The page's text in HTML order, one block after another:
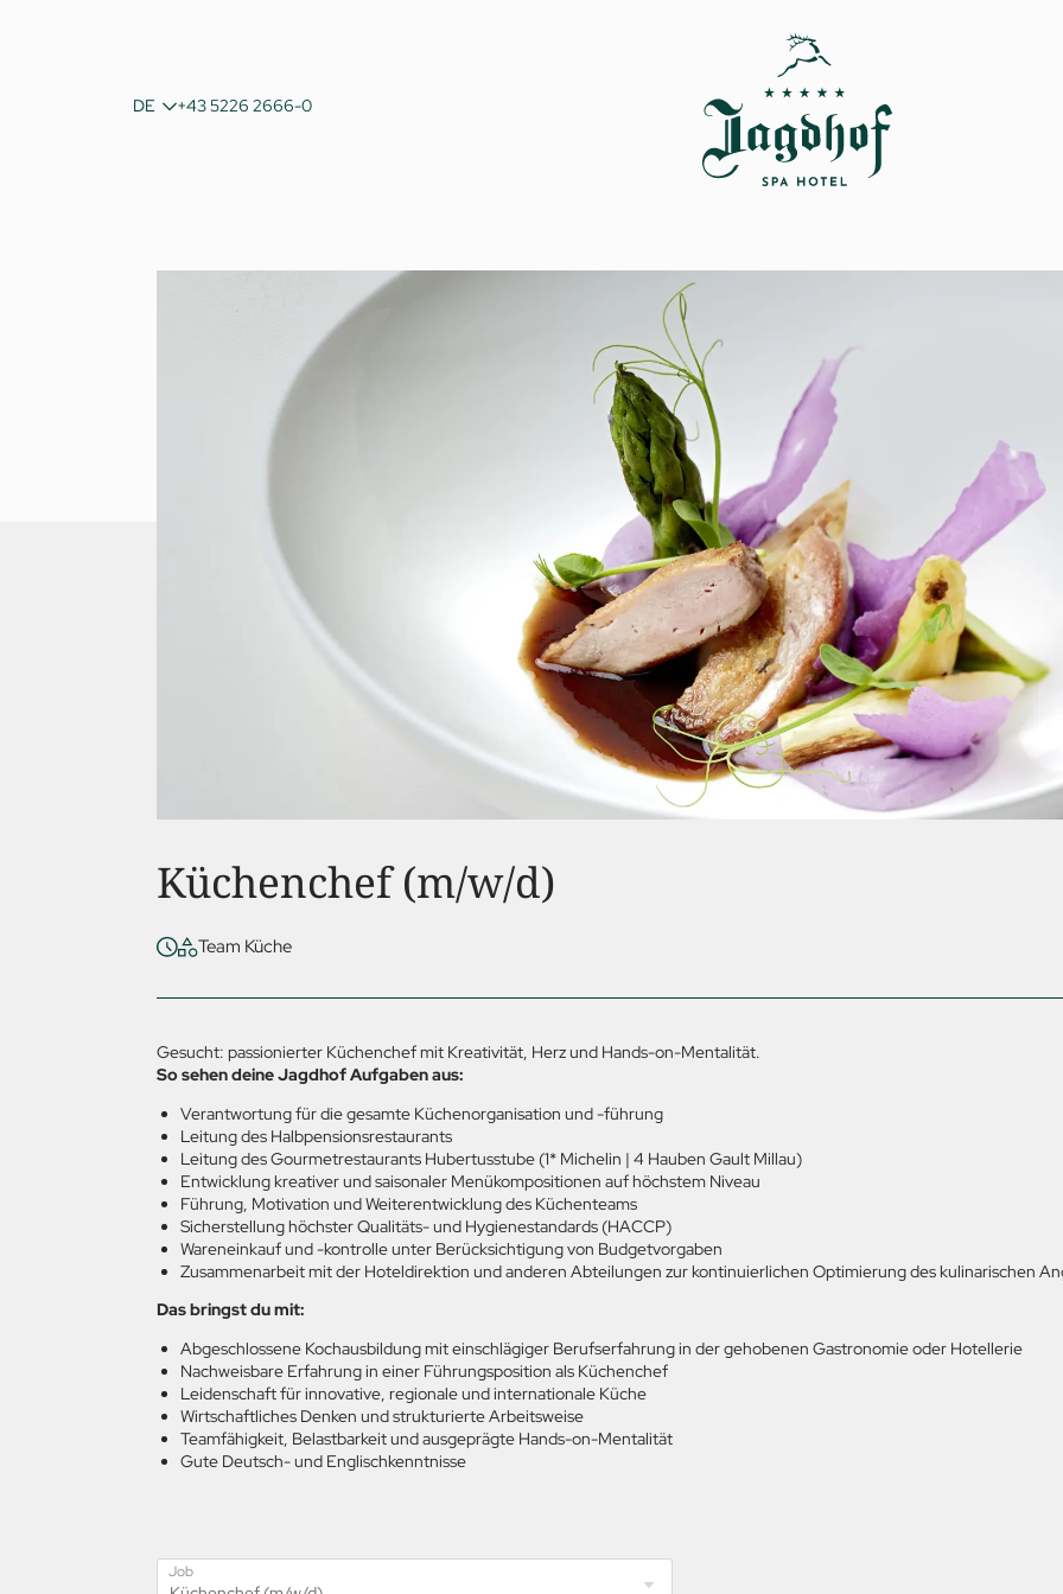
DE
IT
EN
+43 5226 2666-0
Küchenchef (m/w/d)
Team Küche
Gesucht: passionierter Küchenchef mit Kreativität, Herz und Hands-on-Mentalität.
So sehen deine Jagdhof Aufgaben aus:
Verantwortung für die gesamte Küchenorganisation und -führung
Leitung des Halbpensionsrestaurants
Leitung des Gourmetrestaurants Hubertusstube (1* Michelin | 4 Hauben Gault Millau)
Entwicklung kreativer und saisonaler Menükompositionen auf höchstem Niveau
Führung, Motivation und Weiterentwicklung des Küchenteams
Sicherstellung höchster Qualitäts- und Hygienestandards (HACCP)
Wareneinkauf und -kontrolle unter Berücksichtigung von Budgetvorgaben
Zusammenarbeit mit der Hoteldirektion und anderen Abteilungen zur kontinuierlichen Optimierung des kulinarischen
Das bringst du mit:
Abgeschlossene Kochausbildung mit einschlägiger Berufserfahrung in der gehobenen Gastronomie oder Hotellerie
Nachweisbare Erfahrung in einer Führungsposition als Küchenchef
Leidenschaft für innovative, regionale und internationale Küche
Wirtschaftliches Denken und strukturierte Arbeitsweise
Teamfähigkeit, Belastbarkeit und ausgeprägte Hands-on-Mentalität
Gute Deutsch- und Englischkenntnisse
Job